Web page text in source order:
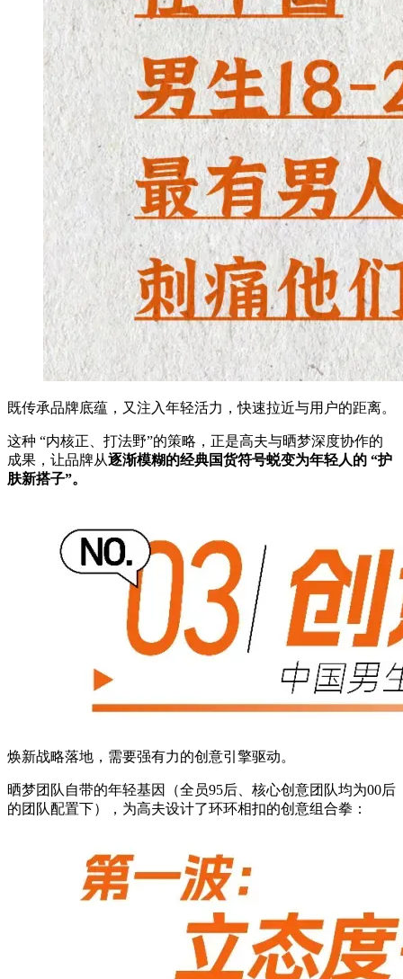
既传承品牌底蕴，又注入年轻活力，快速拉近与用户的距离。
这种 “内核正、打法野”的策略，正是高夫与晒梦深度协作的
成果，让品牌从逐渐模糊的经典国货符号蜕变为年轻人的 “护
肤新搭子”。
焕新战略落地，需要强有力的创意引擎驱动。
晒梦团队自带的年轻基因（全员95后、核心创意团队均为00后
的团队配置下），为高夫设计了环环相扣的创意组合拳：